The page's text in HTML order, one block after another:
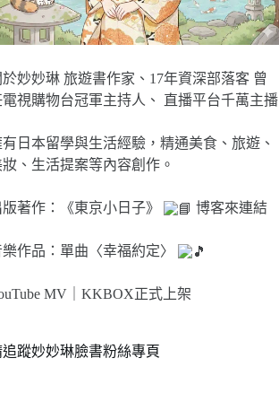
妙妙琳 旅遊書作家、17年資深部落客 曾
電視購物台冠軍主持人、 直播平台千萬主播
日本留學與生活經驗，精通美食、旅遊、
、生活提案等內容創作。
著作：《東京小日子》 博客來連結
作品：單曲〈幸福約定〉
MV｜KKBOX正式上架
追蹤妙妙琳臉書粉絲專頁